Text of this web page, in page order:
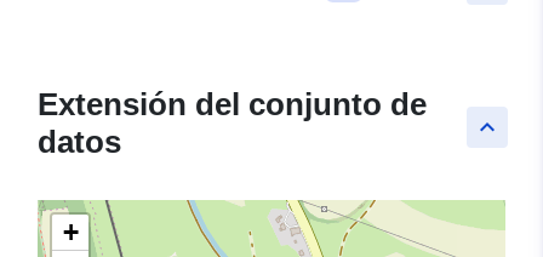
keyboard_arrow_up
Extensión del conjunto de
datos
+